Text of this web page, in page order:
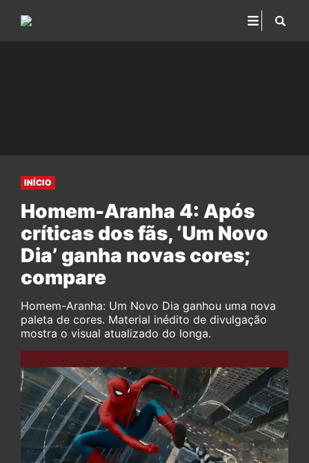
INÍCIO
Homem-Aranha 4: Após
críticas dos fãs, ‘Um Novo
Dia’ ganha novas cores;
compare
Homem-Aranha: Um Novo Dia ganhou uma nova
paleta de cores. Material inédito de divulgação
mostra o visual atualizado do longa.